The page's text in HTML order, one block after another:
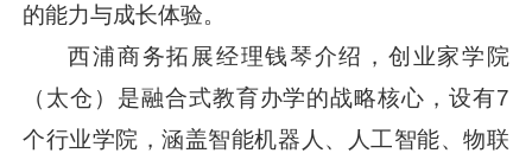
的能力与成长体验。
西浦商务拓展经理钱琴介绍，创业家学院
（太仓）是融合式教育办学的战略核心，设有7
个行业学院，涵盖智能机器人、人工智能、物联